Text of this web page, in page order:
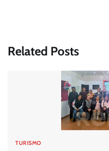
Related Posts
TURISMO